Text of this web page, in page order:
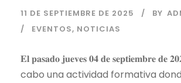
11 DE SEPTIEMBRE DE 2025 BY
EVENTOS, NOTICIAS
𝐄𝐥 𝐩𝐚𝐬𝐚𝐝𝐨 𝐣𝐮𝐞𝐯𝐞𝐬 𝟎𝟒 𝐝𝐞 𝐬𝐞𝐩𝐭𝐢𝐞𝐦𝐛𝐫𝐞 𝐝𝐞
cabo una actividad formativa